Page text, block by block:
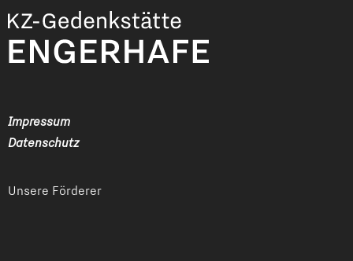
Impressum
Datenschutz
Unsere Förderer